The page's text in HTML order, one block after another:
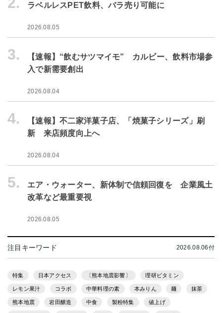
ラベルレスPET飲料、バラ売り可能に
2026.08.05
3.
【速報】“飲むサツマイモ” カルビー、飲料市場参
入で新需要創出
2026.08.04
4.
【速報】不二家洋菓子店、「焼菓子シリーズ」刷
新 来店頻度向上へ
2026.08.04
5.
エア・ウォーター、新体制で信頼回復を 企業風土
改革など最重要視
2026.08.05
注目キーワード 2026.08.06付
特集 日本アクセス 〔熊本地震影響〕 理研ビタミン
レモン果汁 コラボ 中華料理の素 本みりん 麺 抹茶
熊本地震 岩田醸造 中食 製粉特集 値上げ